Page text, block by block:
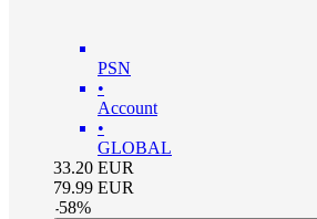
PSN
•
Account
•
GLOBAL
33.20 EUR
79.99 EUR
-58%